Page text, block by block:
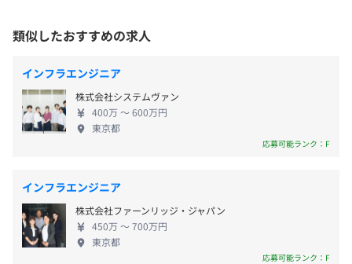
プロジェクトごとに選択
9：00〜18：00
休憩時間：60分 ※11時～16時の間で自由に取得
平均残業時間：平均20時間／月（事前申請制） ※繁忙
★入社後半年以内で使える特休5日を付与しています！
★年間休日123日
をサポートしていきたいエンジニアを募集中です！
当社の4つのバリューの一つでもある「成長」は、会
社の成長にも直結しており、AZPowerのバックアッ
プ体制のもと社員ひとりひとりが自己研鑽に勤めて
います。 以下4つの技術向上制度を活用して、
Microsoft社のAzureに強みを持つエンジニアへ成長
す。会社指定の資格については、資格取得支援金あ
り！会社規定の資格を取ると、18カ月間給与にプラ
ス1万円〜2万円が支給されます。 2.Azure資格保有者
が多数在籍！ 社内エンジニアのAzureの資格取得数
は96です。社内Azureのノウハウが蓄積しています。
類似したおすすめの求人
インフラエンジニア
株式会社システムヴァン
400万 〜 600万円
東京都
応募可能ランク：F
インフラエンジニア
株式会社ファーンリッジ・ジャパン
450万 〜 700万円
東京都
応募可能ランク：F